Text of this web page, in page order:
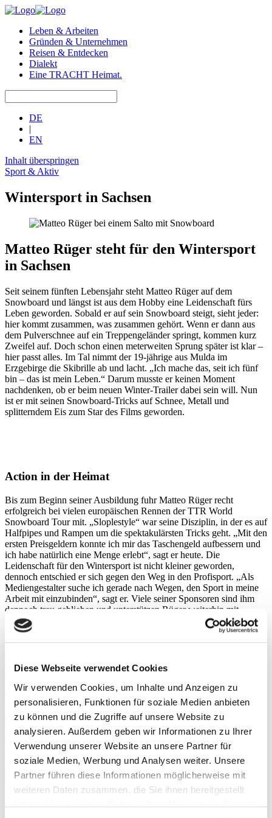
Diese Webseite verwendet Cookies
Wir verwenden Cookies, um Inhalte und Anzeigen zu
personalisieren, Funktionen für soziale Medien anbieten
zu können und die Zugriffe auf unsere Website zu
analysieren. Außerdem geben wir Informationen zu Ihrer
Verwendung unserer Website an unsere Partner für
soziale Medien, Werbung und Analysen weiter. Unsere
Partner führen diese Informationen möglicherweise mit
weiteren Daten zusammen, die Sie ihnen bereitgestellt
Leben & Arbeiten
Gründen & Unternehmen
Reisen & Entdecken
Dialekt
Eine TRACHT Heimat.
DE
|
EN
Inhalt überspringen
Sport & Aktiv
Wintersport in Sachsen
Matteo Rüger steht für den Wintersport
in Sachsen
Seit seinem fünften Lebensjahr steht Matteo Rüger auf dem
Snowboard und längst ist aus dem Hobby eine Leidenschaft fürs
Leben geworden. Sobald er auf sein Snowboard steigt, sieht jeder:
hier kommt zusammen, was zusammen gehört. Wenn er dann aus
dem Pulverschnee auf ein Treppengeländer springt, kommen kurz
Zweifel auf. Doch schon einen meterweiten Sprung später ist klar –
hier passt alles. Im Tal nimmt der 19-jährige aus Mulda im
Erzgebirge die Skibrille ab und lacht. „Ich mache das, seit ich fünf
bin – das ist mein Leben.“ Darum musste er keinen Moment
nachdenken, ob er beim neuen Winter-Trailer dabei sein will. Nun
ist er mit seinen Snowboard-Tricks auf Schnee, Metall und
splitterndem Eis zum Star des Films geworden.
Action in der Heimat
Bis zum Beginn seiner Ausbildung fuhr Matteo Rüger recht
erfolgreich bei vielen europäischen Rennen der TTR World
Snowboard Tour mit. „Sloplestyle“ war seine Disziplin, in der es auf
Halfpipes und Rampen um die spektakulärsten Tricks geht. „Mit den
ersten Preisgeldern konnte ich mir das Taschengeld aufbessern und
ich habe natürlich eine Menge erlebt“, sagt er heute. Die
Leidenschaft für den Wintersport ist nicht kleiner geworden,
dennoch entschied er sich gegen den Weg in den Profisport. „Als
Mediengestalter suche ich gerade nach Wegen, den Sport in meine
Arbeit mit einzubinden“, sagt er. Viele seiner Sponsoren sind ihm
dennoch treu geblieben und unterstützen Rüger weiterhin mit
Material und bei der Wettkampfvorbereitung. Auf dem Filmportal
vimeo.com stellt er auf seinem
selbstproduzierte Clips ein.
Sie zeigen ihn und seine Freunde bei der Suche nach immer neuen
werden sie an ganz überraschenden Plätzen. Mitten in der
natürlich immer wieder im Erzgebirge. „Wenn wir genug Schnee
haben, finden wir hier im Winter wirklich alles: unberührte
Pulverschneehänge und jede Menge Möglichkeiten“, erzählt er
voller Begeisterung. Der Wald wird zum Abenteuerrevier für ihn
und seine Freunde, Baumstämme zu bezwingbaren Hindernissen,
das Bachufer zur Sprungschanze. „Dafür brauche ich kein
riesengroßes Skirevier.“
BEING HERE – A WINTER STORY